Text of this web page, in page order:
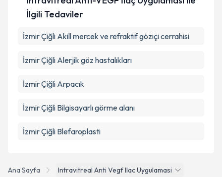
Ana Sayfa
Intravitreal Anti Vegf Ilac Uygulamasi
İlgili Tedaviler
İzmir Çiğli Akill mercek ve refraktif göziçi cerrahisi
İzmir Çiğli Alerjik göz hastalıkları
İzmir Çiğli Arpacık
İzmir Çiğli Bilgisayarlı görme alanı
İzmir Çiğli Blefaroplasti